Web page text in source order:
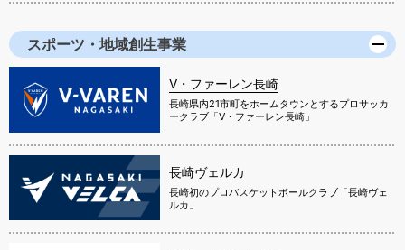
スポーツ・地域創生事業
V・ファーレン長崎
長崎県内21市町をホームタウンとするプロサッカ
ークラブ「V・ファーレン長崎」
長崎ヴェルカ
長崎初のプロバスケットボールクラブ「長崎ヴェ
ルカ」